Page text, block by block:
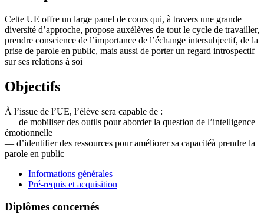
Cette UE offre un large panel de cours qui, à travers une grande
diversité d’approche, propose auxélèves de tout le cycle de travailler,
prendre conscience de l’importance de l’échange intersubjectif, de la
prise de parole en public, mais aussi de porter un regard introspectif
sur ses relations à soi
Objectifs
À l’issue de l’UE, l’élève sera capable de :
— de mobiliser des outils pour aborder la question de l’intelligence
émotionnelle
— d’identifier des ressources pour améliorer sa capacitéà prendre la
parole en public
Informations générales
Pré-requis et acquisition
Diplômes concernés